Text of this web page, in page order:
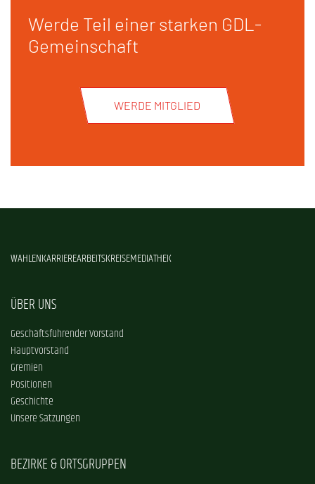
Werde Teil einer starken GDL-
Gemeinschaft
WERDE MITGLIED
WAHLENKARRIEREARBEITSKREISEMEDIATHEK
ÜBER UNS
Geschäftsführender Vorstand
Hauptvorstand
Gremien
Positionen
Geschichte
Unsere Satzungen
BEZIRKE & ORTSGRUPPEN